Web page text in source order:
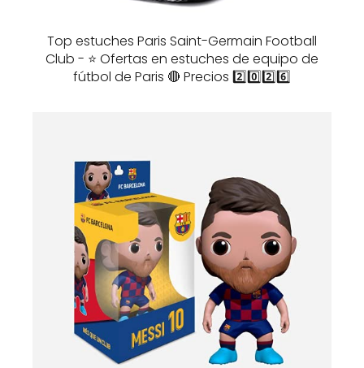
Top estuches Paris Saint-Germain Football
Club - ⭐️ Ofertas en estuches de equipo de
fútbol de Paris 🔴 Precios 2️⃣0️⃣2️⃣6️⃣